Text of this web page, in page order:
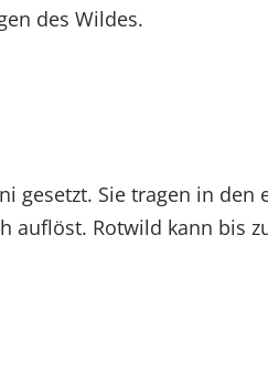
des Wildes.
gesetzt. Sie tragen in
auflöst. Rotwild kann bis